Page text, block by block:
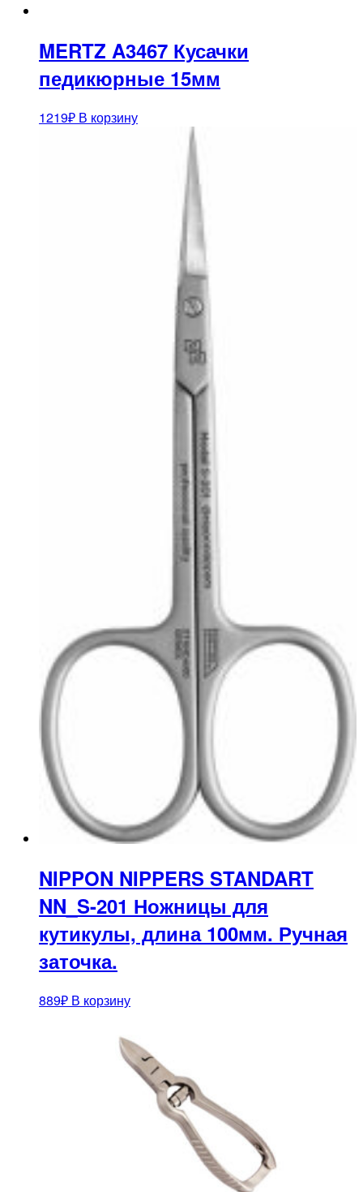
MERTZ A3467 Кусачки
педикюрные 15мм
1219₽ В корзину
NIPPON NIPPERS STANDART
NN_S-201 Ножницы для
кутикулы, длина 100мм. Ручная
заточка.
889₽ В корзину